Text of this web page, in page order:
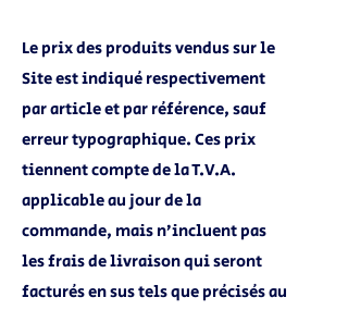
Le prix des produits vendus sur le
Site est indiqué respectivement
par article et par référence, sauf
erreur typographique. Ces prix
tiennent compte de la T.V.A.
applicable au jour de la
commande, mais n’incluent pas
les frais de livraison qui seront
facturés en sus tels que précisés au